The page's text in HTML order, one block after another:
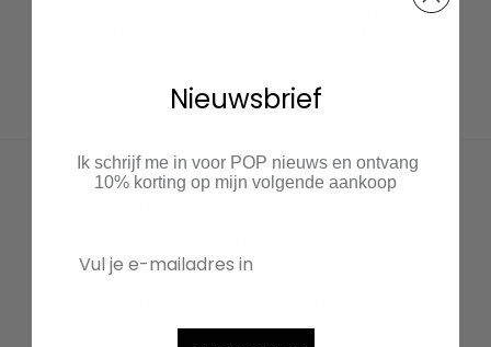
Jacoba kids lustrum
ingekocht. Zo houden we de voorraad
Nieuwsbrief
Ik schrijf me in voor POP nieuws en ontvang
10% korting op mijn volgende aankoop